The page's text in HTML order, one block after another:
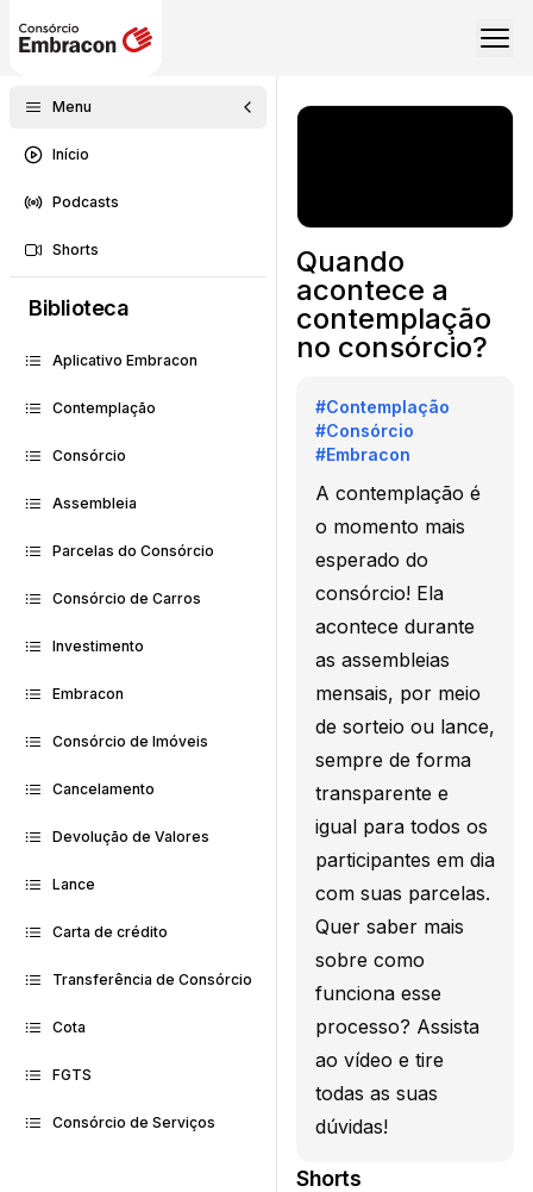
Menu
Início
Podcasts
Shorts
Biblioteca
Aplicativo Embracon
Contemplação
Consórcio
Assembleia
Parcelas do Consórcio
Consórcio de Carros
Investimento
Embracon
Consórcio de Imóveis
Cancelamento
Devolução de Valores
Lance
Carta de crédito
Transferência de Consórcio
Cota
FGTS
Consórcio de Serviços
Quando
acontece a
contemplação
no consórcio?
#Contemplação
#Consórcio
#Embracon
A contemplação é
o momento mais
esperado do
consórcio! Ela
acontece durante
as assembleias
mensais, por meio
de sorteio ou lance,
sempre de forma
transparente e
igual para todos os
participantes em dia
com suas parcelas.
Quer saber mais
sobre como
funciona esse
processo? Assista
ao vídeo e tire
todas as suas
dúvidas!
Shorts